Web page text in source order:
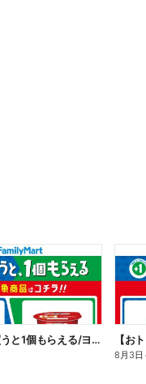
【おトク】1個買うと1個もらえる/ヨーグルト 【お
8月3日